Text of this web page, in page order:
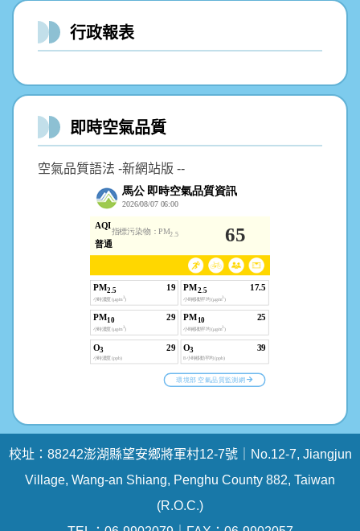
行政報表
即時空氣品質
空氣品質語法 -新網站版 --
校址：88242澎湖縣望安鄉將軍村12-7號｜No.12-7, Jiangjun
Village, Wang-an Shiang, Penghu County 882, Taiwan
(R.O.C.)